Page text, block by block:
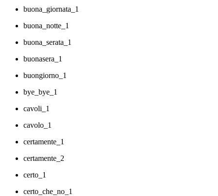
buona_giornata_1
buona_notte_1
buona_serata_1
buonasera_1
buongiorno_1
bye_bye_1
cavoli_1
cavolo_1
certamente_1
certamente_2
certo_1
certo_che_no_1